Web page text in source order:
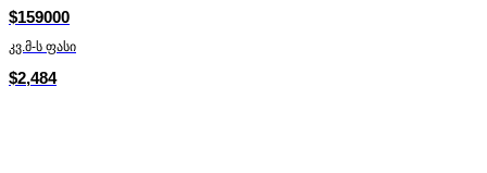
$159000
კვ.მ-ს ფასი
$2,484